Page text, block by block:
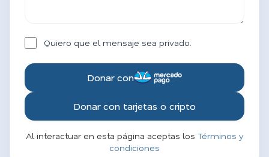
Quiero que el mensaje sea privado.
Donar con
Donar con tarjetas o cripto
Al interactuar en esta página aceptas los Términos y
condiciones